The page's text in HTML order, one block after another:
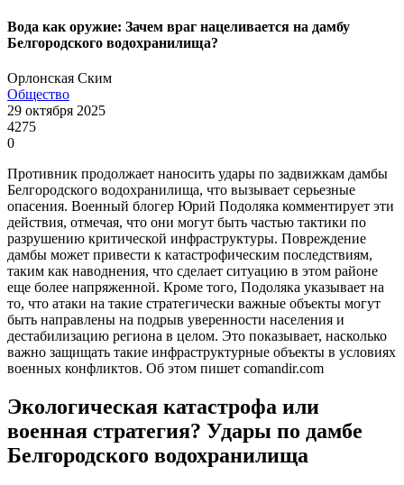
Вода как оружие: Зачем враг нацеливается на дамбу
Белгородского водохранилища?
Орлонская Ским
Общество
29 октября 2025
4275
0
Противник продолжает наносить удары по задвижкам дамбы
Белгородского водохранилища, что вызывает серьезные
опасения. Военный блогер Юрий Подоляка комментирует эти
действия, отмечая, что они могут быть частью тактики по
разрушению критической инфраструктуры. Повреждение
дамбы может привести к катастрофическим последствиям,
таким как наводнения, что сделает ситуацию в этом районе
еще более напряженной. Кроме того, Подоляка указывает на
то, что атаки на такие стратегически важные объекты могут
быть направлены на подрыв уверенности населения и
дестабилизацию региона в целом. Это показывает, насколько
важно защищать такие инфраструктурные объекты в условиях
военных конфликтов. Об этом пишет comandir.com
Экологическая катастрофа или
военная стратегия? Удары по дамбе
Белгородского водохранилища